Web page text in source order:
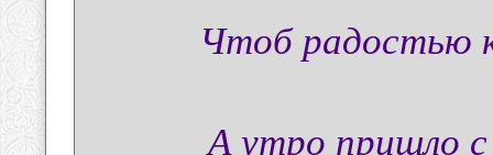
Чтоб радостью
А утро пришло